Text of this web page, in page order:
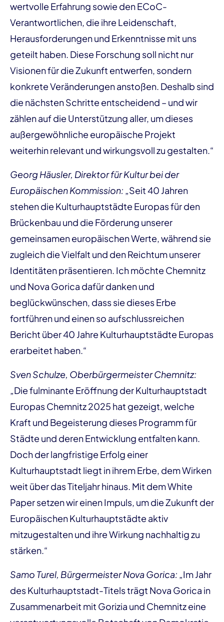
wertvolle Erfahrung sowie den ECoC-
Verantwortlichen, die ihre Leidenschaft,
Herausforderungen und Erkenntnisse mit uns
geteilt haben. Diese Forschung soll nicht nur
Visionen für die Zukunft entwerfen, sondern
konkrete Veränderungen anstoßen. Deshalb sind
die nächsten Schritte entscheidend – und wir
zählen auf die Unterstützung aller, um dieses
außergewöhnliche europäische Projekt
weiterhin relevant und wirkungsvoll zu gestalten.“
Georg Häusler, Direktor für Kultur bei der
Europäischen Kommission: „Seit 40 Jahren
stehen die Kulturhauptstädte Europas für den
Brückenbau und die Förderung unserer
gemeinsamen europäischen Werte, während sie
zugleich die Vielfalt und den Reichtum unserer
Identitäten präsentieren. Ich möchte Chemnitz
und Nova Gorica dafür danken und
beglückwünschen, dass sie dieses Erbe
fortführen und einen so aufschlussreichen
Bericht über 40 Jahre Kulturhauptstädte Europas
erarbeitet haben.“
Sven Schulze, Oberbürgermeister Chemnitz:
„Die fulminante Eröffnung der Kulturhauptstadt
Europas Chemnitz 2025 hat gezeigt, welche
Kraft und Begeisterung dieses Programm für
Städte und deren Entwicklung entfalten kann.
Doch der langfristige Erfolg einer
Kulturhauptstadt liegt in ihrem Erbe, dem Wirken
weit über das Titeljahr hinaus. Mit dem White
Paper setzen wir einen Impuls, um die Zukunft der
Europäischen Kulturhauptstädte aktiv
mitzugestalten und ihre Wirkung nachhaltig zu
stärken.“
Samo Turel, Bürgermeister Nova Gorica: „Im Jahr
des Kulturhauptstadt-Titels trägt Nova Gorica in
Zusammenarbeit mit Gorizia und Chemnitz eine